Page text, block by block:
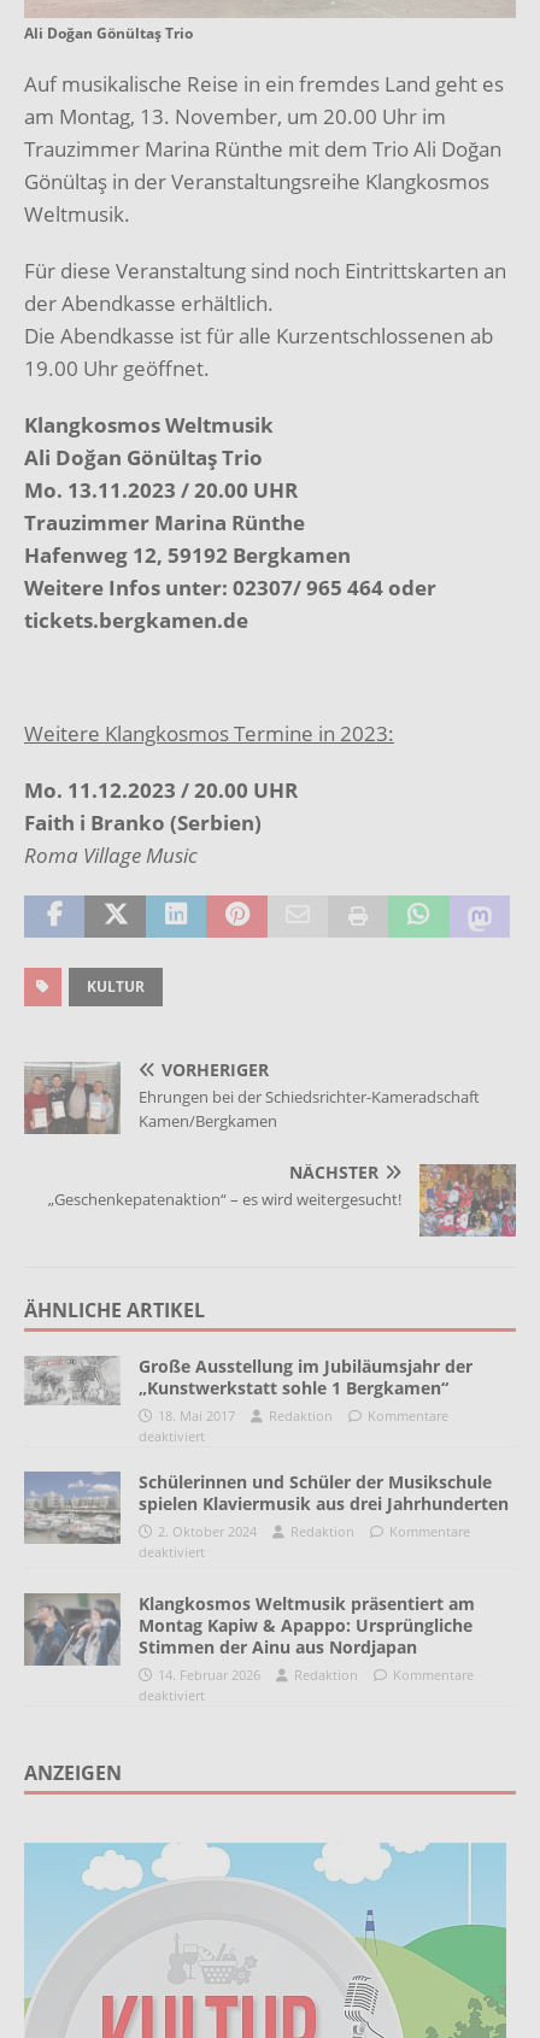
Ali Doğan Gönültaş Trio
Auf musikalische Reise in ein fremdes Land geht es
am Montag, 13. November, um 20.00 Uhr im
Trauzimmer Marina Rünthe mit dem Trio Ali Doğan
Gönültaş in der Veranstaltungsreihe Klangkosmos
Weltmusik.
Für diese Veranstaltung sind noch Eintrittskarten an
der Abendkasse erhältlich.
Die Abendkasse ist für alle Kurzentschlossenen ab
19.00 Uhr geöffnet.
Klangkosmos Weltmusik
Ali Doğan Gönültaş Trio
Mo. 13.11.2023 / 20.00 UHR
Trauzimmer Marina Rünthe
Hafenweg 12, 59192 Bergkamen
Weitere Infos unter: 02307/ 965 464 oder
tickets.bergkamen.de
Weitere Klangkosmos Termine in 2023:
Mo. 11.12.2023 / 20.00 UHR
Faith i Branko (Serbien)
Roma Village Music
KULTUR
VORHERIGER
Ehrungen bei der Schiedsrichter-Kameradschaft
Kamen/Bergkamen
NÄCHSTER
„Geschenkepatenaktion“ – es wird weitergesucht!
ÄHNLICHE ARTIKEL
Große Ausstellung im Jubiläumsjahr der
„Kunstwerkstatt sohle 1 Bergkamen“
18. Mai 2017 Redaktion
Kommentare
deaktiviert
Schülerinnen und Schüler der Musikschule
spielen Klaviermusik aus drei Jahrhunderten
2. Oktober 2024 Redaktion
Kommentare
deaktiviert
Klangkosmos Weltmusik präsentiert am
Montag Kapiw & Apappo: Ursprüngliche
Stimmen der Ainu aus Nordjapan
14. Februar 2026 Redaktion
Kommentare
deaktiviert
ANZEIGEN